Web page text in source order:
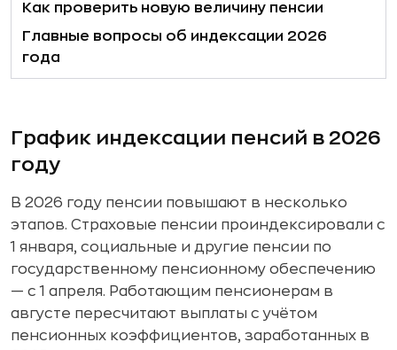
Как проверить новую величину пенсии
Главные вопросы об индексации 2026
года
График индексации пенсий в 2026
году
В 2026 году пенсии повышают в несколько
этапов. Страховые пенсии проиндексировали с
1 января, социальные и другие пенсии по
государственному пенсионному обеспечению
— с 1 апреля. Работающим пенсионерам в
августе пересчитают выплаты с учётом
пенсионных коэффициентов, заработанных в